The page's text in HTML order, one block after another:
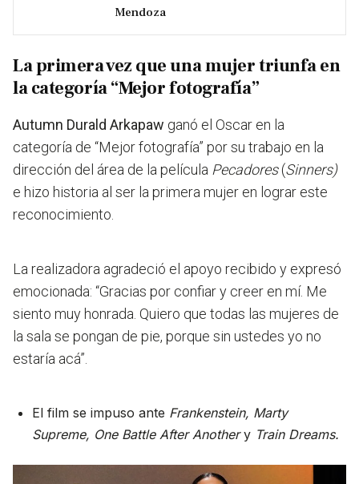
Mendoza
La primera vez que una mujer triunfa en
la categoría “Mejor fotografía”
Autumn Durald Arkapaw ganó el Oscar en la
categoría de “Mejor fotografía” por su trabajo en la
dirección del área de la película Pecadores(Sinners)
e hizo historia al ser la primera mujer en lograr este
reconocimiento.
La realizadora agradeció el apoyo recibido y expresó
emocionada: “Gracias por confiar y creer en mí. Me
siento muy honrada. Quiero que todas las mujeres de
la sala se pongan de pie, porque sin ustedes yo no
estaría acá”.
El film se impuso ante Frankenstein, Marty
Supreme, One Battle After Anothery Train Dreams.